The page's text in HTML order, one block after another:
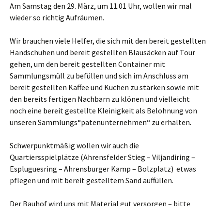
Am Samstag den 29. März, um 11.01 Uhr, wollen wir mal
wieder so richtig Aufräumen.
Wir brauchen viele Helfer, die sich mit den bereit gestellten
Handschuhen und bereit gestellten Blausäcken auf Tour
gehen, um den bereit gestellten Container mit
Sammlungsmüll zu befüllen und sich im Anschluss am
bereit gestellten Kaffee und Kuchen zu stärken sowie mit
den bereits fertigen Nachbarn zu klönen und vielleicht
noch eine bereit gestellte Kleinigkeit als Belohnung von
unseren Sammlungs“patenunternehmen“ zu erhalten.
Schwerpunktmäßig wollen wir auch die
Quartiersspielplätze (Ahrensfelder Stieg – Viljandiring –
Espluguesring – Ahrensburger Kamp – Bolzplatz) etwas
pflegen und mit bereit gestelltem Sand auffüllen.
Der Bauhof wird uns mit Material gut versorgen – bitte